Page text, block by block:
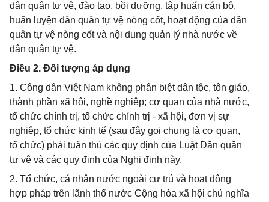
dân quân tự vệ, đào tạo, bồi dưỡng, tập huấn cán bộ,
huấn luyện dân quân tự vệ nòng cốt, hoạt động của dân
quân tự vệ nòng cốt và nội dung quản lý nhà nước về
dân quân tự vệ.
Điều 2. Đối tượng áp dụng
1. Công dân Việt Nam không phân biệt dân tộc, tôn giáo,
thành phần xã hội, nghề nghiệp; cơ quan của nhà nước,
tổ chức chính trị, tổ chức chính trị - xã hội, đơn vị sự
nghiệp, tổ chức kinh tế (sau đây gọi chung là cơ quan,
tổ chức) phải tuân thủ các quy định của Luật Dân quân
tự vệ và các quy định của Nghị định này.
2. Tổ chức, cá nhân nước ngoài cư trú và hoạt động
hợp pháp trên lãnh thổ nước Cộng hòa xã hội chủ nghĩa